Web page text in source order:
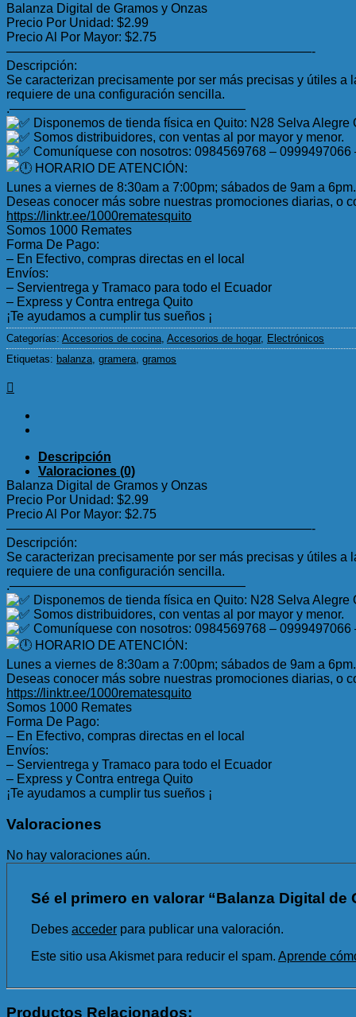
era:
$3.50.
es:
$2.99.
Balanza Digital de Gramos y Onzas
Precio Por Unidad: $2.99
Precio Al Por Mayor: $2.75
————————————————————————-
Descripción:
Se caracterizan precisamente por ser más precisas y útiles
requiere de una configuración sencilla.
.——————————————————–
Disponemos de tienda física en Quito: N28 Selva Alegre
Somos distribuidores, con ventas al por mayor y menor.
Comuníquese con nosotros: 0984569768 – 0999497066
HORARIO DE ATENCIÓN:
Lunes a viernes de 8:30am a 7:00pm; sábados de 9am a 6pm.
Deseas conocer más sobre nuestras promociones diarias, o
https://linktr.ee/1000rematesquito
Somos 1000 Remates
Forma De Pago:
– En Efectivo, compras directas en el local
Envíos:
– Servientrega y Tramaco para todo el Ecuador
– Express y Contra entrega Quito
¡Te ayudamos a cumplir tus sueños ¡
Categorías: Accesorios de cocina Accesorios de hogar, Electrónicos
Etiquetas: balanza gramera gramos
Descripción
Valoraciones (0)
Balanza Digital de Gramos y Onzas
Precio Por Unidad: $2.99
Precio Al Por Mayor: $2.75
————————————————————————-
Descripción:
Se caracterizan precisamente por ser más precisas y útiles
requiere de una configuración sencilla.
.——————————————————–
Disponemos de tienda física en Quito: N28 Selva Alegre
Somos distribuidores, con ventas al por mayor y menor.
Comuníquese con nosotros: 0984569768 – 0999497066
HORARIO DE ATENCIÓN:
Lunes a viernes de 8:30am a 7:00pm; sábados de 9am a 6pm.
Deseas conocer más sobre nuestras promociones diarias, o
https://linktr.ee/1000rematesquito
Somos 1000 Remates
Forma De Pago:
– En Efectivo, compras directas en el local
Envíos:
– Servientrega y Tramaco para todo el Ecuador
– Express y Contra entrega Quito
¡Te ayudamos a cumplir tus sueños ¡
Valoraciones
No hay valoraciones aún.
Sé el primero en valorar “Balanza Digital de
Debes acceder para publicar una valoración.
Este sitio usa Akismet para reducir el spam. Aprende
Productos Relacionados: